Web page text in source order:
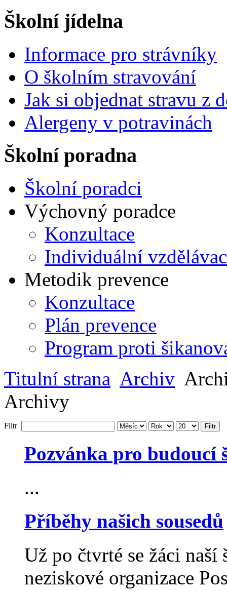
Školní jídelna
Informace pro strávníky
O školním stravování
Jak si objednat stravu z
Alergeny v potravinách
Školní poradna
Školní poradci
Výchovný poradce
Konzultace
Individuální
Metodik prevence
Konzultace
Plán prevence
Program proti
Titulní strana Archiv
Archivy
Filtr Filtr
Pozvánka pro budoucí
...
Příběhy našich sousedů
Už po čtvrté se žáci
neziskové organizace